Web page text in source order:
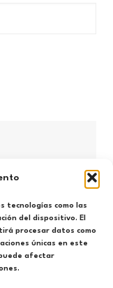
tecnologías como las
del dispositivo. El
procesar datos como
únicas en este
afectar